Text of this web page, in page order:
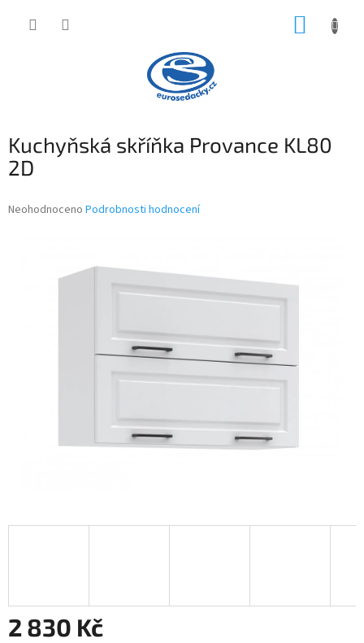
Kuchyňská skříňka Provance KL80
2D
Průměrné
Neohodnoceno Podrobnosti hodnocení
2 830 Kč